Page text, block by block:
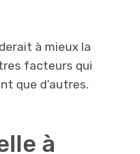
à mieux la
facteurs qui
que d’autres.
à